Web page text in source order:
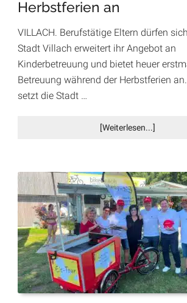
Herbstferien an
VILLACH. Berufstätige Eltern dürfen
Stadt Villach erweitert ihr Angebot an
Kinderbetreuung und bietet heuer
Betreuung während der Herbstferien
setzt die Stadt …
[Weiterlesen...]Infos
für
Eltern:
Villach
bietet
in
den